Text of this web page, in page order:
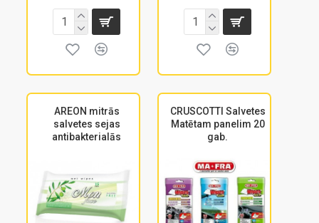
AREON mitrās
salvetes sejas
antibakterialās
CRUSCOTTI Salvetes
Matētam panelim 20
gab.